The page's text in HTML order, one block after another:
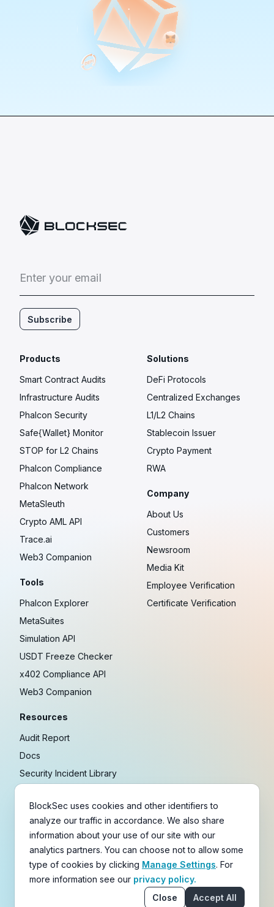
Enter your email
Subscribe
Products
Smart Contract Audits
Infrastructure Audits
Phalcon Security
Safe{Wallet} Monitor
STOP for L2 Chains
Phalcon Compliance
Phalcon Network
MetaSleuth
Crypto AML API
Trace.ai
Web3 Companion
Tools
Phalcon Explorer
MetaSuites
Simulation API
USDT Freeze Checker
x402 Compliance API
Web3 Companion
Resources
Audit Report
Docs
Security Incident Library
Research
Guides
Crypto Payment Playbook
Solutions
DeFi Protocols
Centralized Exchanges
L1/L2 Chains
Stablecoin Issuer
Crypto Payment
RWA
Company
About Us
Customers
Newsroom
Media Kit
Employee Verification
Certificate Verification
Copyright © 2021-2026BlockSec
Terms & Policies & Disclaimer
BlockSec uses cookies and other identifiers to
analyze our traffic in accordance. We also share
information about your use of our site with our
analytics partners. You can choose not to allow some
type of cookies by clicking Manage Settings. For
more information see our privacy policy.
Close
Accept All